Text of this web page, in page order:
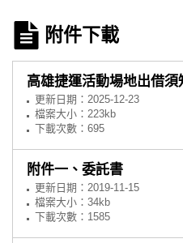
附件下載
高雄捷運活動場地出借
更新日期： 2025-12-23
檔案大小：223kb
下載次數：695
附件一、委託書
更新日期： 2019-11-15
檔案大小：34kb
下載次數：1585